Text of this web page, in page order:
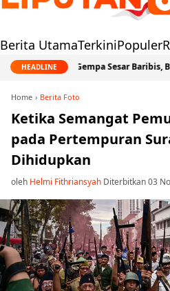
Berita UtamaTerkiniPopuler
HEADLINE
Jejak Gempa Sesar Baribis, Bahaya
Home Berita Foto
Ketika Semangat
pada Pertempuran
Dihidupkan
oleh Helmi Fithriansyah Diterbitkan 03